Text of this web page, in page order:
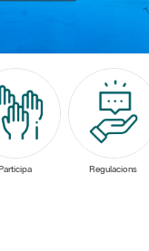
Regulacions